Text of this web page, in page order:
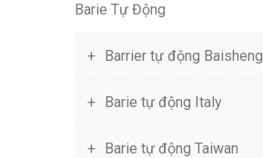
Barie Tự Động
Barrier tự động Baisheng
Barie tự động Italy
Barie tự động Taiwan